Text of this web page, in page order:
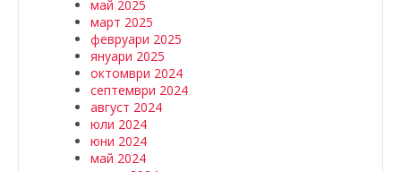
май 2025
март 2025
февруари 2025
януари 2025
октомври 2024
септември 2024
август 2024
юли 2024
юни 2024
май 2024